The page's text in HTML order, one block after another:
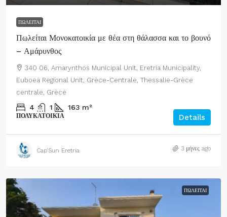
ΠΩΛΕΊΤΑΙ
Πωλείται Μονοκατοικία με θέα στη θάλασσα και το βουνό
– Αμάρυνθος
340 06, Amarynthos Municipal Unit, Eretria Municipality,
Euboea Regional Unit, Grèce-Centrale, Thessalie-Grèce
centrale, Grèce
4 1 163 m²
ΠΟΛΥΚΑΤΟΙΚΊΑ Details
Cap’Sun Eretria 3 μήνες ago
ΠΩΛΕΊΤΑΙ